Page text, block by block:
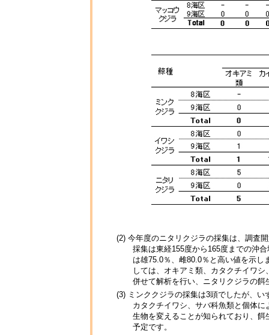
(2) 今年度のニタリクジラの採集は、調査
採集は東経155度から165度までの沖
は雄75.0％、雌80.0％と高い値を示
しては、オキアミ類、カタクチイワ
併せて解析を行い、ニタリクジラの
(3) ミンククジラの採集は3頭でしたが、
カタクチイワシ、サバ科魚類と個体
生物を変えることが知られており、
予定です。